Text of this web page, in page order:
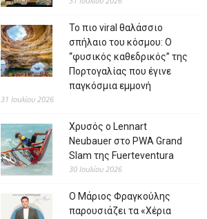
Το πιο viral θαλάσσιο
σπήλαιο του κόσμου: Ο
“φυσικός καθεδρικός” της
Πορτογαλίας που έγινε
παγκόσμια εμμονή
31 Ιουλίου 2026
Χρυσός ο Lennart
Neubauer στο PWA Grand
Slam της Fuerteventura
30 Ιουλίου 2026
Ο Μάριος Φραγκούλης
παρουσιάζει τα «Χέρια